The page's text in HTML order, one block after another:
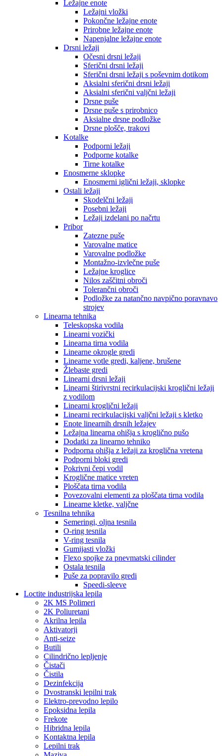
Ležajne enote
Ležajni vložki
Pokončne ležajne enote
Prirobne ležajne enote
Napenjalne ležajne enote
Drsni ležaji
Očesni drsni ležaji
Sferični drsni ležaji
Sferični drsni ležaji s poševnim dotikom
Aksialni sferični drsni ležaji
Aksialni sferični valjčni ležaji
Drsne puše
Drsne puše s prirobnico
Aksialne drsne podložke
Drsne plošče, trakovi
Kotalke
Podporni ležaji
Podporne kotalke
Tirne kotalke
Enosmerne sklopke
Enosmerni iglični ležaji, sklopke
Ostali ležaji
Skodelčni ležaji
Posebni ležaji
Ležaji izdelani po načrtu
Pribor
Zatezne puše
Varovalne matice
Varovalne podložke
Montažno-izvlečne puše
Ležajne kroglice
Nilos zaščitni obroči
Tolerančni obroči
Podložke za natančno navpično poravnavo
strojev
Linearna tehnika
Teleskopska vodila
Linearni vozički
Linearna tirna vodila
Linearne okrogle gredi
Linearne votle gredi, kaljene, brušene
Žlebaste gredi
Linearni drsni ležaji
Linearni štirivrstni recirkulacijski kroglični ležaji
z vodilom
Linearni kroglični ležaji
Linearni recirkulacijski valjčni ležaji s kletko
Enote linearnih drsnih ležajev
Ležajna linearna ohišja s kroglično pušo
Dodatki za linearno tehniko
Podporna ohišja z ležaji za kroglična vretena
Podporni bloki gredi
Pokrivni čepi vodil
Kroglične matice vreten
Ploščata tirna vodila
Povezovalni elementi za ploščata tirna vodila
Linearne kletke, valjčne
Tesnilna tehnika
Semeringi, oljna tesnila
O-ring tesnila
V-ring tesnila
Gumijasti vložki
Flexo spojke za pnevmatski cilinder
Ostala tesnila
Puše za popravilo gredi
Speedi-sleeve
Loctite industrijska lepila
2K MS Polimeri
2K Poliuretani
Akrilna lepila
Aktivatorji
Anti-seize
Butili
Cilindrično lepljenje
Čistači
Čistila
Dezinfekcija
Dvostranski lepilni trak
Elektro-prevodno lepilo
Epoksidna lepila
Frekote
Hibridna lepila
Kontaktna lepila
Lepilni trak